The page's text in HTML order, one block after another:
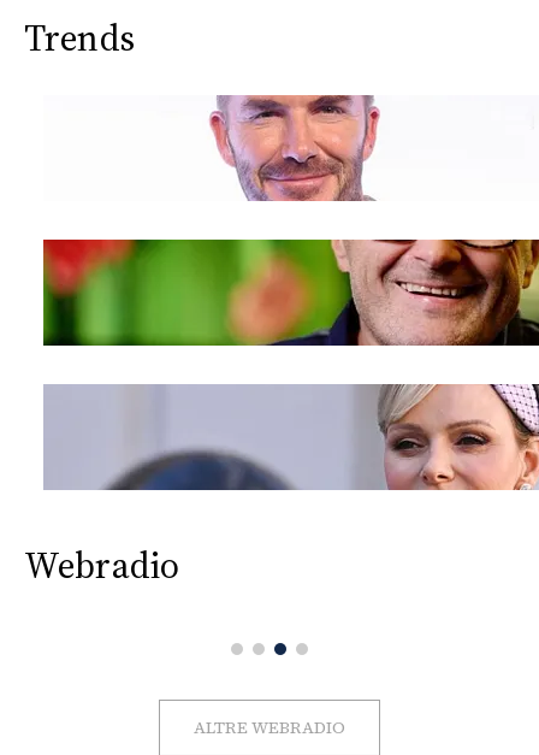
Trends
Webradio
ALTRE WEBRADIO